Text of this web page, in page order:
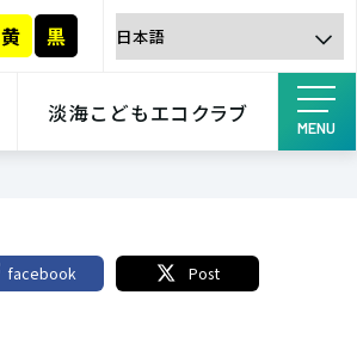
黄 黒
淡海こどもエコクラブ
MENU
facebook Post